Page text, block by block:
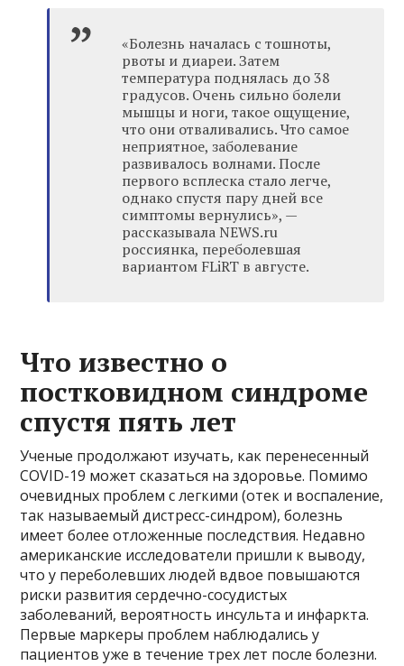
«Болезнь началась с тошноты,
рвоты и диареи. Затем
температура поднялась до 38
градусов. Очень сильно болели
мышцы и ноги, такое ощущение,
что они отваливались. Что самое
неприятное, заболевание
развивалось волнами. После
первого всплеска стало легче,
однако спустя пару дней все
симптомы вернулись», —
рассказывала NEWS.ru
россиянка, переболевшая
вариантом FLiRT в августе.
Что известно о
постковидном синдроме
спустя пять лет
Ученые продолжают изучать, как перенесенный
COVID-19 может сказаться на здоровье. Помимо
очевидных проблем с легкими (отек и воспаление,
так называемый дистресс-синдром), болезнь
имеет более отложенные последствия. Недавно
американские исследователи пришли к выводу,
что у переболевших людей вдвое повышаются
риски развития сердечно-сосудистых
заболеваний, вероятность инсульта и инфаркта.
Первые маркеры проблем наблюдались у
пациентов уже в течение трех лет после болезни.